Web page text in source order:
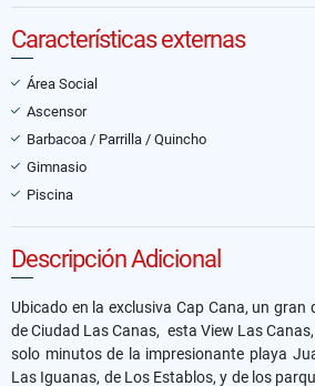
Características externas
Área Social
Ascensor
Barbacoa / Parrilla / Quincho
Gimnasio
Piscina
Descripción Adicional
Ubicado en la exclusiva Cap Cana, un
de Ciudad Las Canas, esta View Las
solo minutos de la impresionante playa
Las Iguanas, de Los Establos, y de los